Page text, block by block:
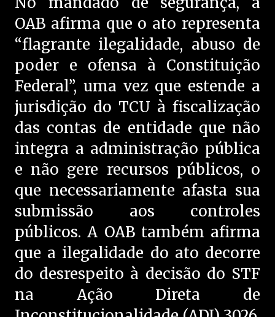
OAB afirma que o ato representa
“flagrante ilegalidade, abuso de
poder e ofensa à Constituição
Federal”, uma vez que estende a
jurisdição do TCU à fiscalização
das contas de entidade que não
integra a administração pública
e não gere recursos públicos, o
que necessariamente afasta sua
submissão aos controles
públicos. A OAB também afirma
que a ilegalidade do ato decorre
do desrespeito à decisão do STF
na Ação Direta de